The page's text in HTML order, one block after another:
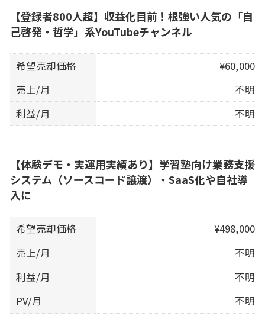
【登録者800人超】収益化目前！根強い人気の「自
己啓発・哲学」系YouTubeチャンネル
希望売却価格
¥60,000
売上/月
不明
利益/月
不明
【体験デモ・実運用実績あり】学習塾向け業務支援
システム（ソースコード譲渡）・SaaS化や自社導
入に
希望売却価格
¥498,000
売上/月
不明
利益/月
不明
PV/月
不明